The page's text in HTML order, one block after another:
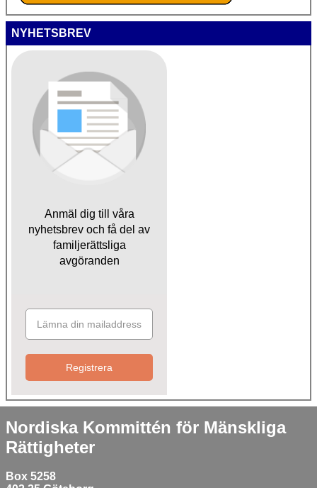
NYHETSBREV
Anmäl dig till våra
nyhetsbrev och få del av
familjerättsliga
avgöranden
Registrera
Nordiska Kommittén för Mänskliga
Rättigheter
Box 5258